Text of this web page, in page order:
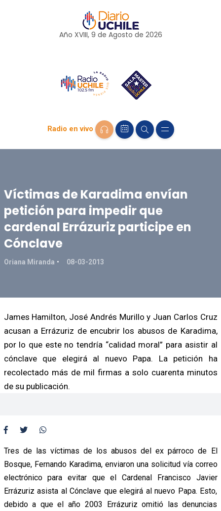
Año XVIII, 9 de Agosto de 2026
Radio en vivo
Víctimas de Karadima envían
petición para impedir que
cardenal Errázuriz participe en
Cónclave
Oriana Miranda 08-03-2013
James Hamilton, José Andrés Murillo y Juan Carlos Cruz
acusan a Errázuriz de encubrir los abusos de Karadima,
por lo que este no tendría “calidad moral” para asistir al
cónclave que elegirá al nuevo Papa. La petición ha
recolectado más de mil firmas a solo cuarenta minutos
de su publicación.
Tres de las víctimas de los abusos del ex párroco de El
Bosque, Fernando Karadima, enviaron una solicitud vía correo
electrónico para evitar que el Cardenal Francisco Javier
Errázuriz asista al Cónclave que elegirá al nuevo Papa. Esto,
debido a que el año 2003 Errázuriz omitió las denuncias